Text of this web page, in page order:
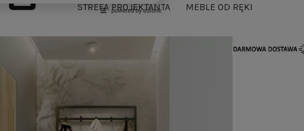
STREFA PROJEKTANTA
MEBLE OD RĘKI